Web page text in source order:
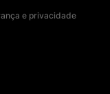
e privacidade